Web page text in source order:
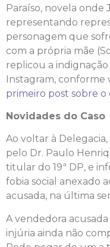
Paraíso, novela onde
representando
personagem que
com a própria mãe
replicou a
Instagram, conforme
primeiro post sobre o
Novidades do Caso
Ao voltar à
pelo Dr. Paulo
titular do 19ª DP, e
fobia social anexado
acusada, na última
A vendedora
injúria ainda não